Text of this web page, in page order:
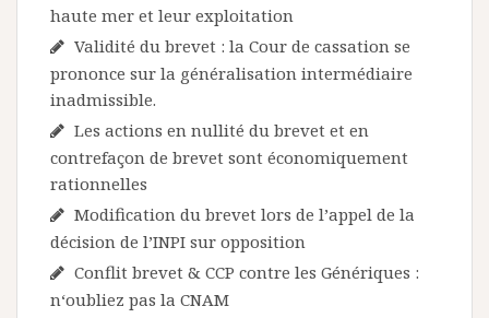
haute mer et leur exploitation
Validité du brevet : la Cour de cassation se
prononce sur la généralisation intermédiaire
inadmissible.
Les actions en nullité du brevet et en
contrefaçon de brevet sont économiquement
rationnelles
Modification du brevet lors de l’appel de la
décision de l’INPI sur opposition
Conflit brevet & CCP contre les Génériques :
n‘oubliez pas la CNAM